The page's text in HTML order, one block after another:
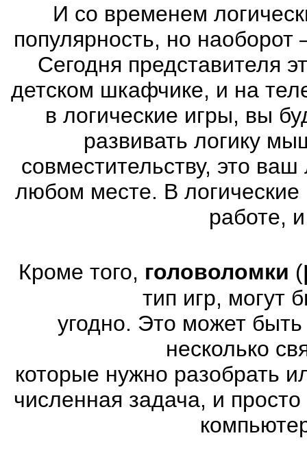
И со временем
популярность, но наоборот
Сегодня представителя
детском шкафчике, и на
в логические игры, вы
развивать логику
совместительству, это
любом месте. В
работе,
Кроме того, головоломки (
тип игр, могут
угодно. Это может
несколько
которые нужно разобрать
численная задача, и